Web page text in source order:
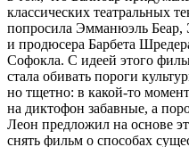
классических театральных
попросила Эмманюэль Беар,
и продюсера Барбета
Софокла. С идеей этого
стала обивать пороги
но тщетно: в какой-то
на диктофон забавные, а
Леон предложил на основе
снять фильм о способах